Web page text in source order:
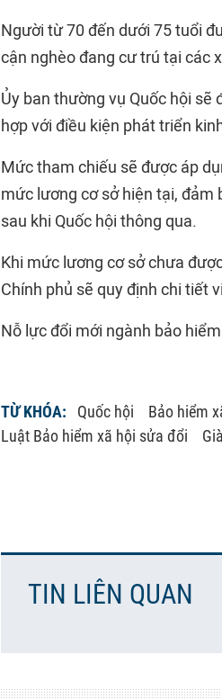
Người từ 70 đến dưới 75 tuổi
cận nghèo đang cư trú tại các
Ủy ban thường vụ Quốc hội
hợp với điều kiện phát triển
Mức tham chiếu sẽ được áp
mức lương cơ sở hiện tại, đảm
sau khi Quốc hội thông qua.
Khi mức lương cơ sở chưa
Chính phủ sẽ quy định chi tiết
Nỗ lực đổi mới ngành bảo hiểm
TỪ KHÓA: Quốc hội Bảo hiểm
Luật Bảo hiểm xã hội sửa đổi
TIN LIÊN QUAN